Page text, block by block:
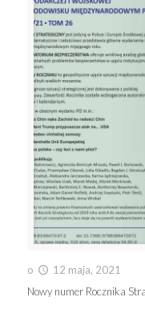
o
12 maja, 2021
Nowy numer Rocznika